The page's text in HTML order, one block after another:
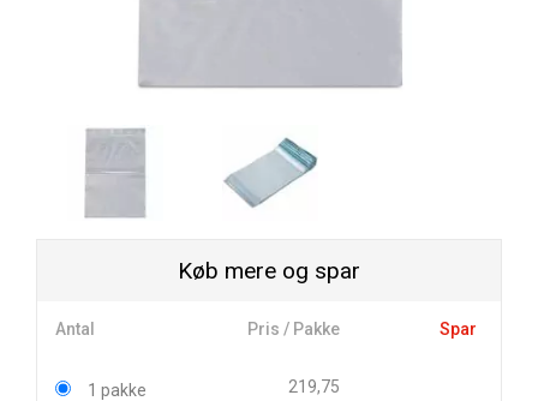
Køb mere og spar
Antal Pris / Pakke Spar
1 pakke 219,75